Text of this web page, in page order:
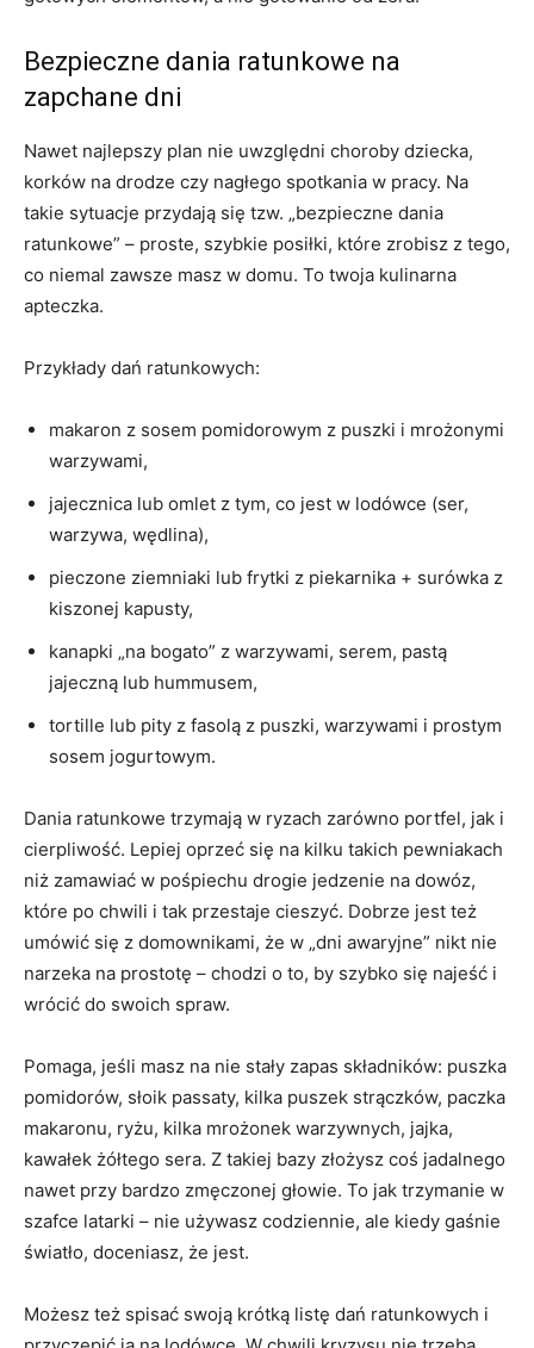
Bezpieczne dania ratunkowe na
zapchane dni
Nawet najlepszy plan nie uwzględni choroby dziecka,
korków na drodze czy nagłego spotkania w pracy. Na
takie sytuacje przydają się tzw. „bezpieczne dania
ratunkowe” – proste, szybkie posiłki, które zrobisz z tego,
co niemal zawsze masz w domu. To twoja kulinarna
apteczka.
Przykłady dań ratunkowych:
makaron z sosem pomidorowym z puszki i mrożonymi
warzywami,
jajecznica lub omlet z tym, co jest w lodówce (ser,
warzywa, wędlina),
pieczone ziemniaki lub frytki z piekarnika + surówka z
kiszonej kapusty,
kanapki „na bogato” z warzywami, serem, pastą
jajeczną lub hummusem,
tortille lub pity z fasolą z puszki, warzywami i prostym
sosem jogurtowym.
Dania ratunkowe trzymają w ryzach zarówno portfel, jak i
cierpliwość. Lepiej oprzeć się na kilku takich pewniakach
niż zamawiać w pośpiechu drogie jedzenie na dowóz,
które po chwili i tak przestaje cieszyć. Dobrze jest też
umówić się z domownikami, że w „dni awaryjne” nikt nie
narzeka na prostotę – chodzi o to, by szybko się najeść i
wrócić do swoich spraw.
Pomaga, jeśli masz na nie stały zapas składników: puszka
pomidorów, słoik passaty, kilka puszek strączków, paczka
makaronu, ryżu, kilka mrożonek warzywnych, jajka,
kawałek żółtego sera. Z takiej bazy złożysz coś jadalnego
nawet przy bardzo zmęczonej głowie. To jak trzymanie w
szafce latarki – nie używasz codziennie, ale kiedy gaśnie
światło, doceniasz, że jest.
Możesz też spisać swoją krótką listę dań ratunkowych i